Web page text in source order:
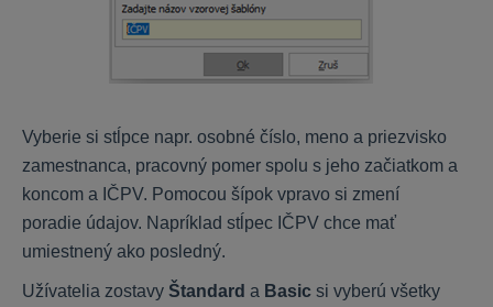
Dokumenty, exporty a importy
OMEGA
DPH
Vyberie si stĺpce napr. osobné číslo, meno a priezvisko
zamestnanca, pracovný pomer spolu s jeho začiatkom a
koncom a IČPV. Pomocou šípok vpravo si zmení
poradie údajov. Napríklad stĺpec IČPV chce mať
umiestnený ako posledný.
Užívatelia zostavy Štandard a Basic si vyberú všetky